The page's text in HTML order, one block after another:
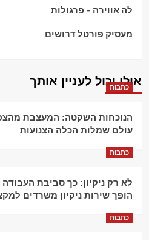
לה אווירה – פרגולות
מעסיק פורטל דרושים
אולי יכול לעניין אותך
כתבות
הנוכחות השקטה: המעצבת
עולם שמלות הכלה הצנועות
כתבות
לא רק ניקיון: כך סביבת
הופך שירות ניקיון משרדים
כתבות